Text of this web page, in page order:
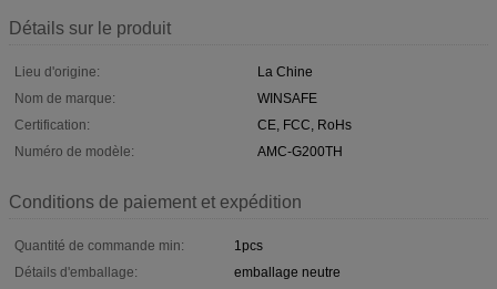
Détails sur le produit
Lieu d'origine:
La Chine
Nom de marque:
WINSAFE
Certification:
CE, FCC, RoHs
Numéro de modèle:
AMC-G200TH
Conditions de paiement et expédition
Quantité de commande min:
1pcs
Détails d'emballage:
emballage neutre